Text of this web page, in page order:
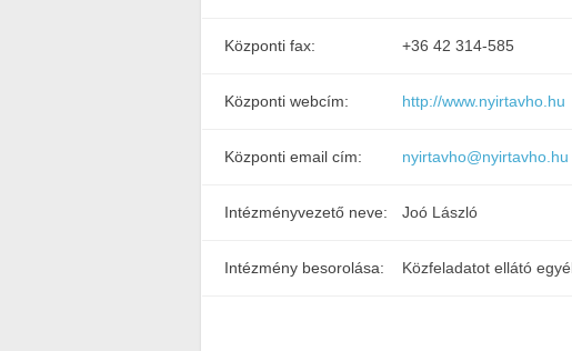
Központi fax: +36 42 314-585
Központi webcím: http://www.nyirtavho.hu
Központi email cím: nyirtavho@nyirtavho.hu
Intézményvezető neve: Joó László
Intézmény besorolása: Közfeladatot ellátó